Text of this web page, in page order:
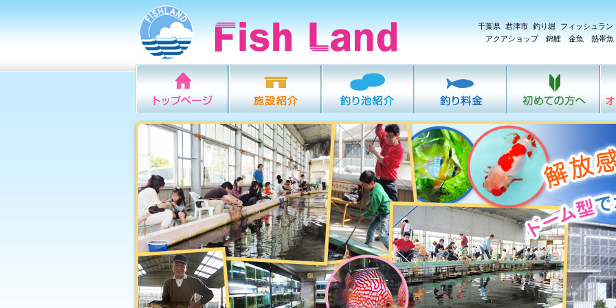
千葉県 君津市 釣り堀 フィッシュラン
アクアショップ 錦鯉 金魚 熱帯魚